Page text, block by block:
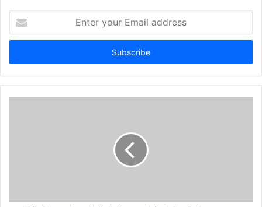
your
Email